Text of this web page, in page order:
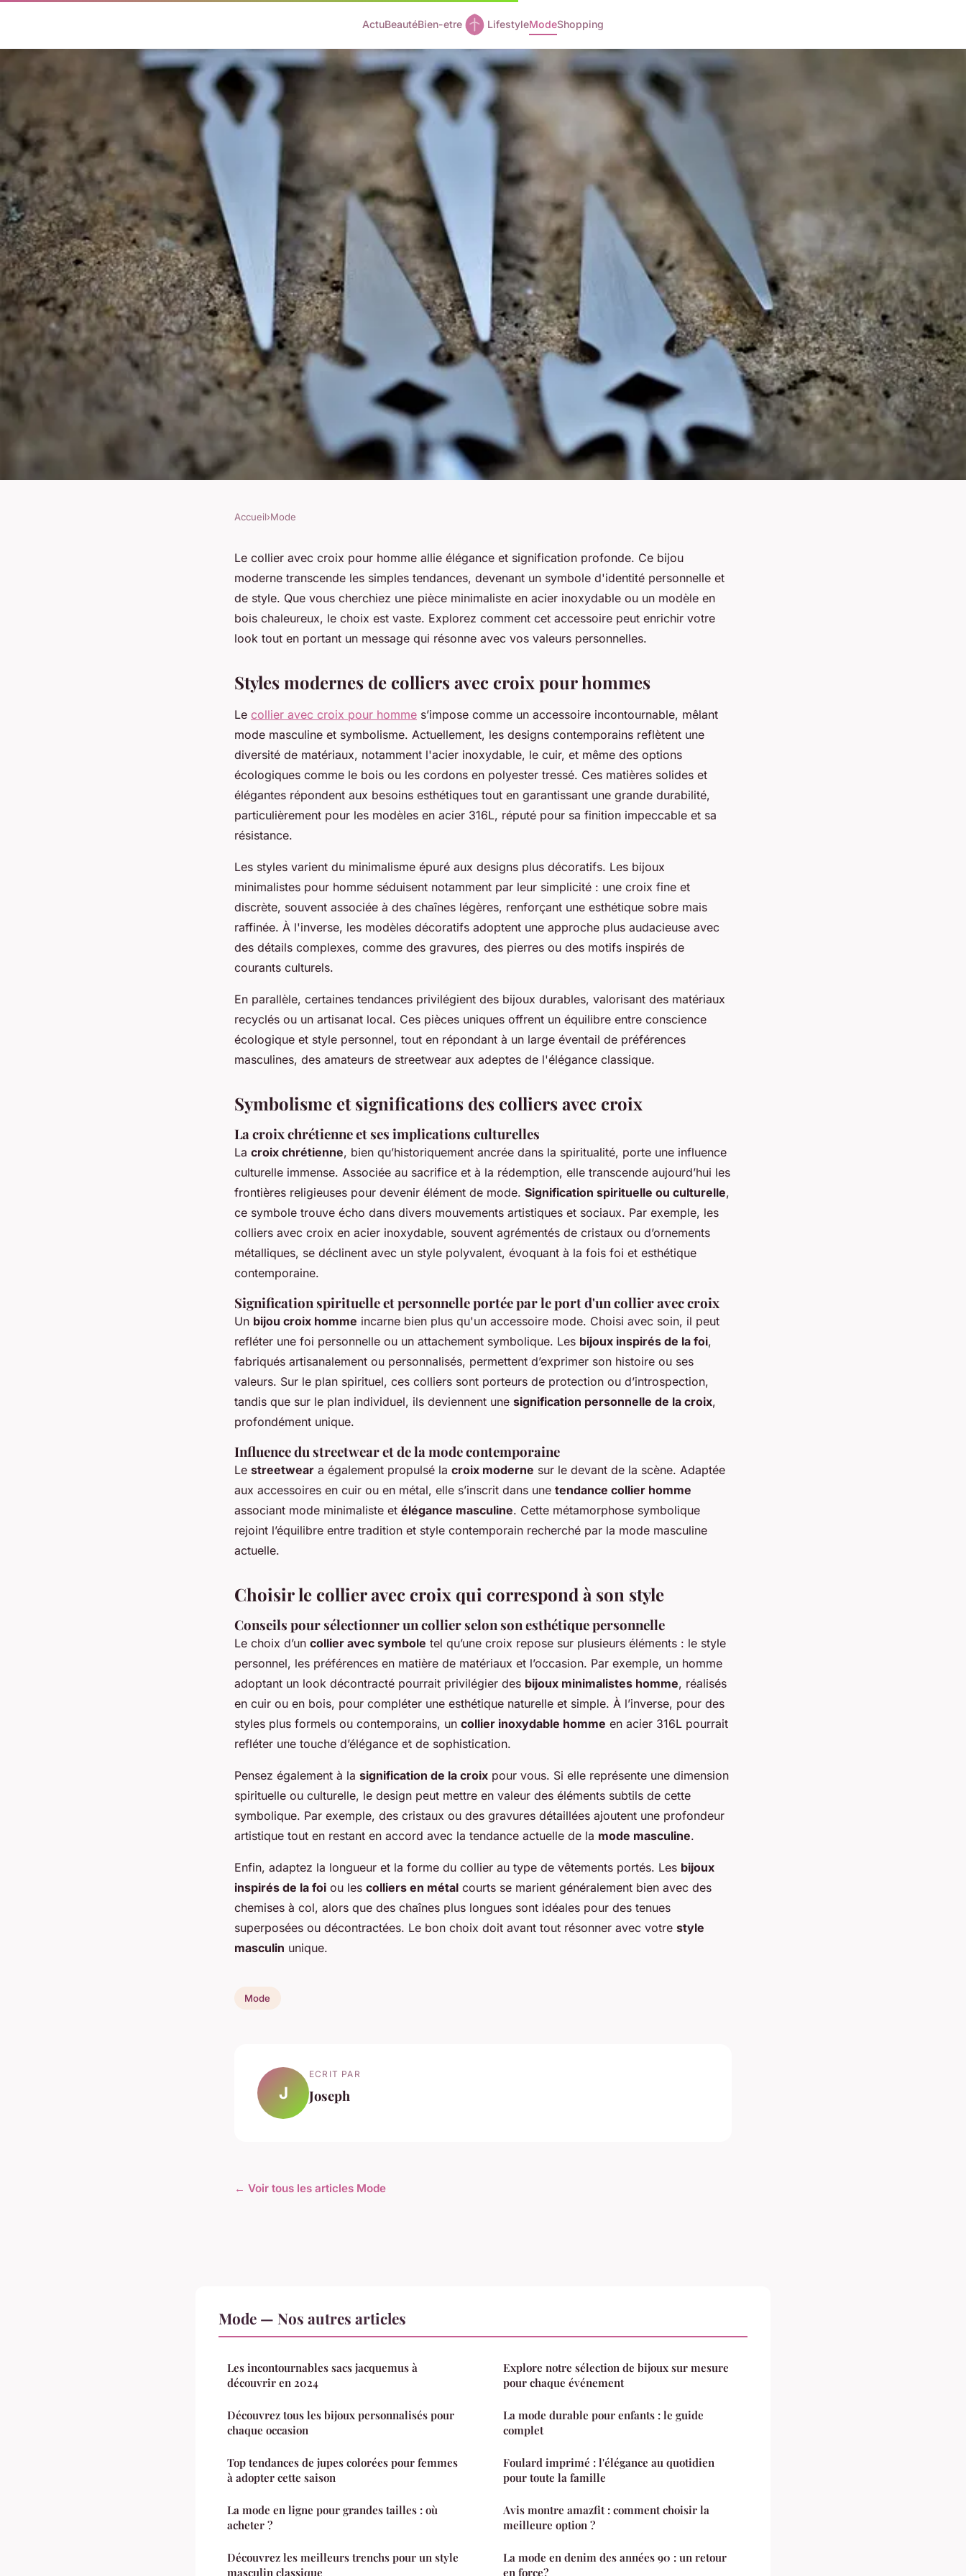
ActuBeautéBien-etre LifestyleModeShopping
Collier avec croix pour homme : style
et symbolisme moderne
3 min de lecture
Accueil›Mode
Le collier avec croix pour homme allie élégance et signification profonde. Ce bijou
moderne transcende les simples tendances, devenant un symbole d'identité personnelle et
de style. Que vous cherchiez une pièce minimaliste en acier inoxydable ou un modèle en
bois chaleureux, le choix est vaste. Explorez comment cet accessoire peut enrichir votre
look tout en portant un message qui résonne avec vos valeurs personnelles.
Styles modernes de colliers avec croix pour hommes
Le collier avec croix pour homme s’impose comme un accessoire incontournable, mêlant
mode masculine et symbolisme. Actuellement, les designs contemporains reflètent une
diversité de matériaux, notamment l'acier inoxydable, le cuir, et même des options
écologiques comme le bois ou les cordons en polyester tressé. Ces matières solides et
élégantes répondent aux besoins esthétiques tout en garantissant une grande durabilité,
particulièrement pour les modèles en acier 316L, réputé pour sa finition impeccable et sa
résistance.
Les styles varient du minimalisme épuré aux designs plus décoratifs. Les bijoux
minimalistes pour homme séduisent notamment par leur simplicité : une croix fine et
discrète, souvent associée à des chaînes légères, renforçant une esthétique sobre mais
raffinée. À l'inverse, les modèles décoratifs adoptent une approche plus audacieuse avec
des détails complexes, comme des gravures, des pierres ou des motifs inspirés de
courants culturels.
En parallèle, certaines tendances privilégient des bijoux durables, valorisant des matériaux
recyclés ou un artisanat local. Ces pièces uniques offrent un équilibre entre conscience
écologique et style personnel, tout en répondant à un large éventail de préférences
masculines, des amateurs de streetwear aux adeptes de l'élégance classique.
Symbolisme et significations des colliers avec croix
La croix chrétienne et ses implications culturelles
La croix chrétienne, bien qu’historiquement ancrée dans la spiritualité, porte une influence
culturelle immense. Associée au sacrifice et à la rédemption, elle transcende aujourd’hui les
frontières religieuses pour devenir élément de mode. Signification spirituelle ou culturelle,
ce symbole trouve écho dans divers mouvements artistiques et sociaux. Par exemple, les
colliers avec croix en acier inoxydable, souvent agrémentés de cristaux ou d’ornements
métalliques, se déclinent avec un style polyvalent, évoquant à la fois foi et esthétique
contemporaine.
Signification spirituelle et personnelle portée par le port d'un collier avec croix
Un bijou croix homme incarne bien plus qu'un accessoire mode. Choisi avec soin, il peut
refléter une foi personnelle ou un attachement symbolique. Les bijoux inspirés de la foi,
fabriqués artisanalement ou personnalisés, permettent d’exprimer son histoire ou ses
valeurs. Sur le plan spirituel, ces colliers sont porteurs de protection ou d’introspection,
tandis que sur le plan individuel, ils deviennent une signification personnelle de la croix,
profondément unique.
Influence du streetwear et de la mode contemporaine
Le streetwear a également propulsé la croix moderne sur le devant de la scène. Adaptée
aux accessoires en cuir ou en métal, elle s’inscrit dans une tendance collier homme
associant mode minimaliste et élégance masculine. Cette métamorphose symbolique
rejoint l’équilibre entre tradition et style contemporain recherché par la mode masculine
actuelle.
Choisir le collier avec croix qui correspond à son style
Conseils pour sélectionner un collier selon son esthétique personnelle
Le choix d’un collier avec symbole tel qu’une croix repose sur plusieurs éléments : le style
personnel, les préférences en matière de matériaux et l’occasion. Par exemple, un homme
adoptant un look décontracté pourrait privilégier des bijoux minimalistes homme, réalisés
en cuir ou en bois, pour compléter une esthétique naturelle et simple. À l’inverse, pour des
styles plus formels ou contemporains, un collier inoxydable homme en acier 316L pourrait
refléter une touche d’élégance et de sophistication.
Pensez également à la signification de la croix pour vous. Si elle représente une dimension
spirituelle ou culturelle, le design peut mettre en valeur des éléments subtils de cette
symbolique. Par exemple, des cristaux ou des gravures détaillées ajoutent une profondeur
artistique tout en restant en accord avec la tendance actuelle de la mode masculine.
Enfin, adaptez la longueur et la forme du collier au type de vêtements portés. Les bijoux
inspirés de la foi ou les colliers en métal courts se marient généralement bien avec des
chemises à col, alors que des chaînes plus longues sont idéales pour des tenues
superposées ou décontractées. Le bon choix doit avant tout résonner avec votre style
masculin unique.
Mode
J
ECRIT PAR
Joseph
← Voir tous les articles Mode
Mode — Nos autres articles
Les incontournables sacs jacquemus à
découvrir en 2024
Découvrez tous les bijoux personnalisés pour
chaque occasion
Top tendances de jupes colorées pour femmes
à adopter cette saison
La mode en ligne pour grandes tailles : où
acheter ?
Découvrez les meilleurs trenchs pour un style
masculin classique
Explore notre sélection de bijoux sur mesure
pour chaque événement
La mode durable pour enfants : le guide
complet
Foulard imprimé : l'élégance au quotidien
pour toute la famille
Avis montre amazfit : comment choisir la
meilleure option ?
La mode en denim des années 90 : un retour
en force?